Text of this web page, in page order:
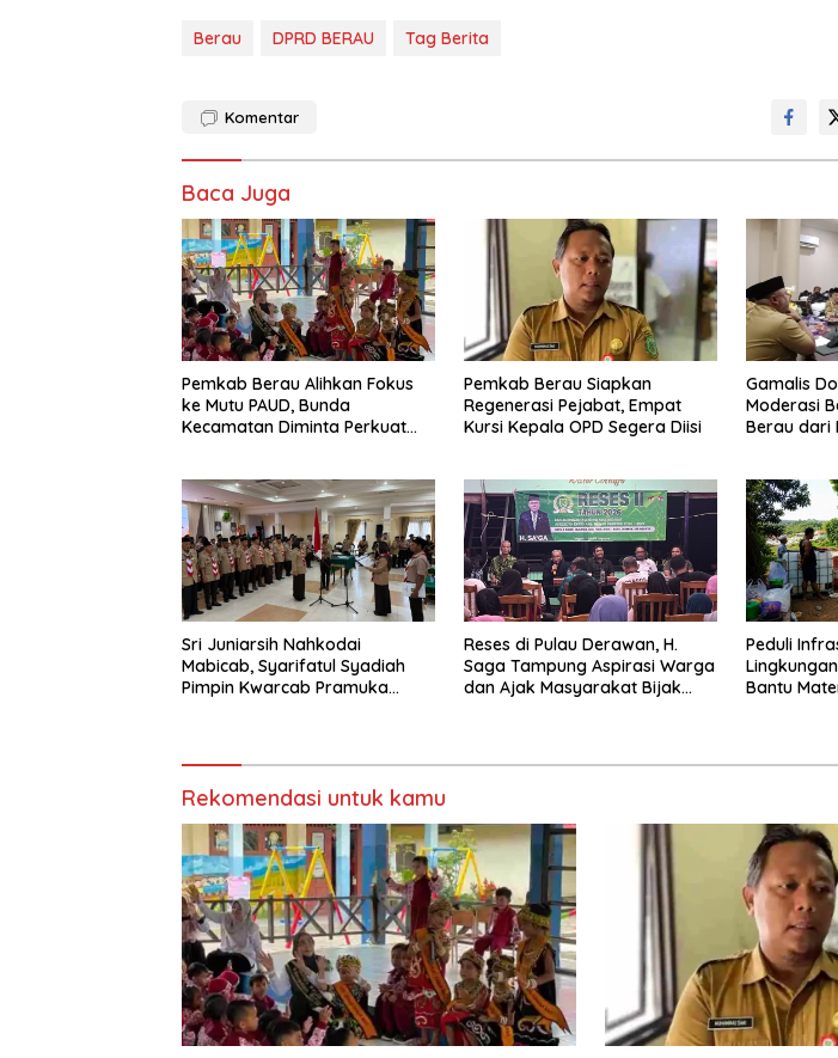
Berau DPRD BERAU Tag Berita
Komentar
Baca Juga
Pemkab Berau Alihkan Fokus
ke Mutu PAUD, Bunda
Kecamatan Diminta Perkuat
Pemkab Berau Siapkan
Regenerasi Pejabat, Empat
Kursi Kepala OPD Segera Diisi
Gamalis
Moderasi
Berau dari
Sri Juniarsih Nahkodai
Mabicab, Syarifatul Syadiah
Pimpin Kwarcab Pramuka
Reses di Pulau Derawan, H.
Saga Tampung Aspirasi Warga
dan Ajak Masyarakat Bijak
Peduli
Bantu
Rekomendasi untuk kamu